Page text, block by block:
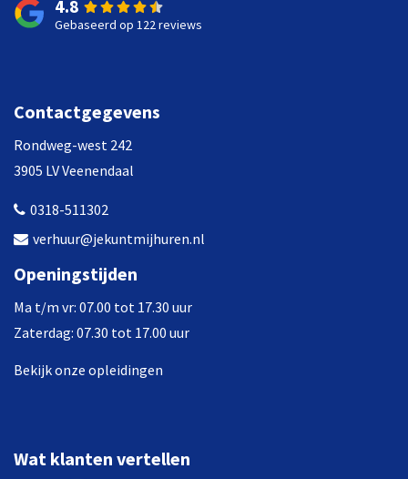
4.8
Gebaseerd op 122 reviews
Contactgegevens
Rondweg-west 242
3905 LV Veenendaal
0318-511302
verhuur@jekuntmijhuren.nl
Openingstijden
Ma t/m vr: 07.00 tot 17.30 uur
Zaterdag: 07.30 tot 17.00 uur
Bekijk onze opleidingen
Wat klanten vertellen